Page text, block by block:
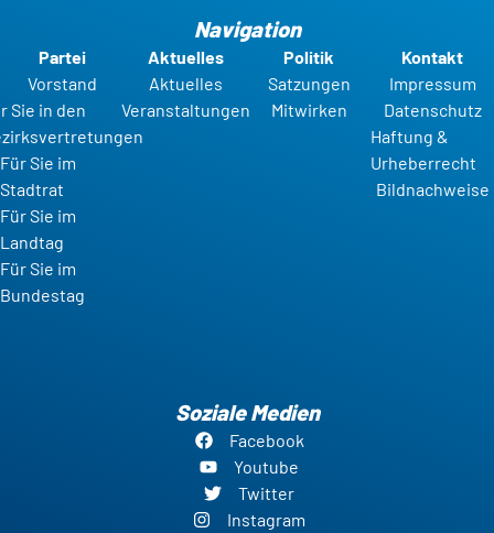
Navigation
Partei
Vorstand
Sie in den
Für Sie im
Stadtrat
Für Sie im
Landtag
Für Sie im
Bundestag
Aktuelles
Aktuelles
Veranstaltungen
Politik
Satzungen
Mitwirken
Kontakt
Impressum
Datenschutz
Haftung &
Urheberrecht
Bildnachweise
Soziale Medien
Facebook
Youtube
Twitter
Instagram